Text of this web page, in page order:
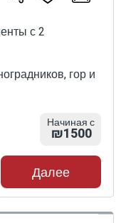
с 2
гор и
Начиная с
₪1500
Далее